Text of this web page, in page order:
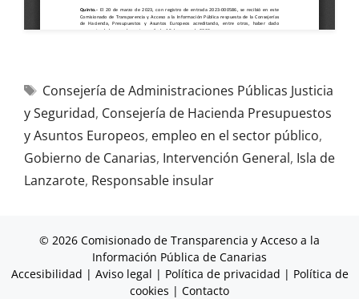
Consejería de Administraciones Públicas Justicia
y Seguridad, Consejería de Hacienda Presupuestos
y Asuntos Europeos, empleo en el sector público,
Gobierno de Canarias, Intervención General, Isla de
Lanzarote, Responsable insular
© 2026 Comisionado de Transparencia y Acceso a la
Información Pública de Canarias
Accesibilidad | Aviso legal | Política de privacidad | Política de
cookies | Contacto